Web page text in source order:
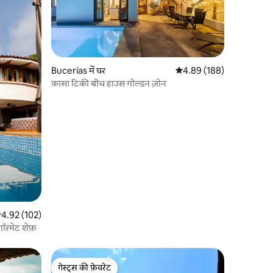
रेटिंग 5 में से 4.92, 102 समीक्षाएँ
4.92 (102)
शेफ़
Bucerías में घर औसत रेटिंग 5 में से 4.89,
4.89 (188)
कासा टिकी बीच हाउस गोल्डन ज़ोन
गेस्ट्स की फ़ेवरेट